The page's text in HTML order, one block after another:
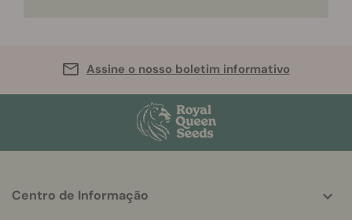
Assine o nosso boletim informativo
helpful
Centro de Informação